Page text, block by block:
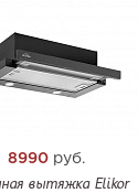
8990 руб.
вытяжка Elikor